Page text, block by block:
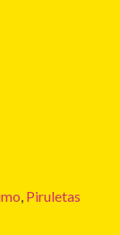
, Piruletas